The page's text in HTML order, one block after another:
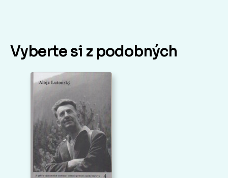
Vyberte si z podobných